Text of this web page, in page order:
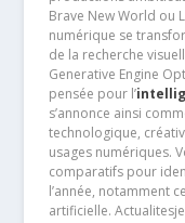
Brave New World ou
numérique se
de la recherche
Generative Engine
pensée pour l’
s’annonce ainsi
technologique,
usages numériques.
comparatifs pour
l’année, notamment
artificielle.